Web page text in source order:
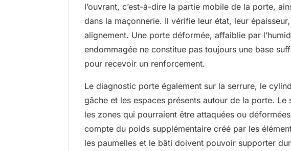
l’ouvrant, c’est-à-dire la partie mobile de la porte,
dans la maçonnerie. Il vérifie leur état, leur
alignement. Une porte déformée, affaiblie par
endommagée ne constitue pas toujours une base
pour recevoir un renforcement.
Le diagnostic porte également sur la serrure, le
gâche et les espaces présents autour de la porte. Le
les zones qui pourraient être attaquées ou
compte du poids supplémentaire créé par les
les paumelles et le bâti doivent pouvoir supporter